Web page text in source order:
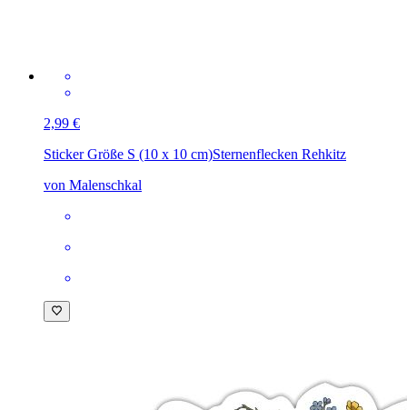
2,99 €
Sticker Größe S (10 x 10 cm)Sternenflecken Rehkitz
von Malenschkal